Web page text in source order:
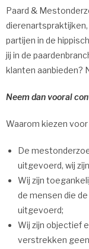
Paard &
partijen in de
jij in de
klanten aanbieden?
Neem dan vooral
Waarom kiezen
De
uitgevoerd, wij
Wij zijn
de mensen die
uitgevoerd;
Wij zijn objectief
verstrekken